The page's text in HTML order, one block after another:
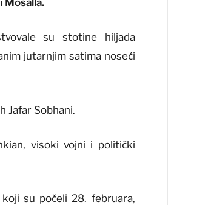
Mosalla.
su stotine hiljada
jutarnjim satima noseći
Jafar Sobhani.
visoki vojni i politički
su počeli 28. februara,